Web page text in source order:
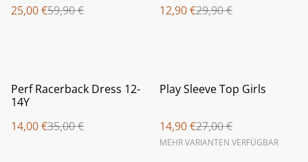
25,00 €59,90 €
12,90 €29,90 €
%
Perf Racerback Dress 12-
14Y
14,00 €35,00 €
%
Play Sleeve Top Girls
14,90 €27,00 €
MEHR VARIANTEN VERFÜGBAR